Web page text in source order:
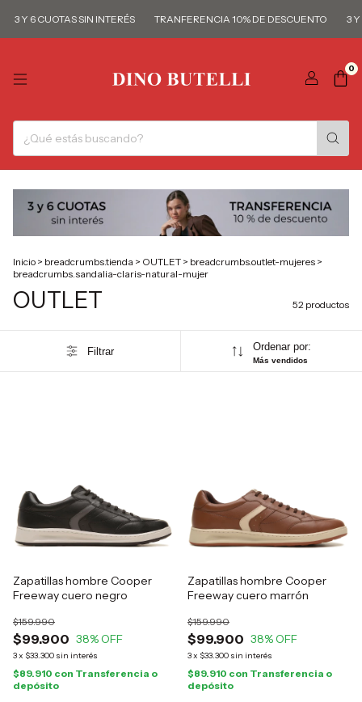
6 CUOTAS SIN INTERÉS TRANFERENCIA 10% DE DESCUENTO 3 Y 6
0
Inicio > breadcrumbs.tienda > OUTLET > breadcrumbs.outlet-mujeres >
breadcrumbs.sandalia-claris-natural-mujer
OUTLET 52 productos
Filtrar Ordenar por:
Más vendidos
Zapatillas hombre Cooper
Freeway cuero negro
$99.900
$159.990
38% OFF
3x $33.300 sin interés
$89.910 con Transferencia o
depósito
Zapatillas hombre Cooper
Freeway cuero marrón
$99.900
$159.990
38% OFF
3x $33.300 sin interés
$89.910 con Transferencia o
depósito